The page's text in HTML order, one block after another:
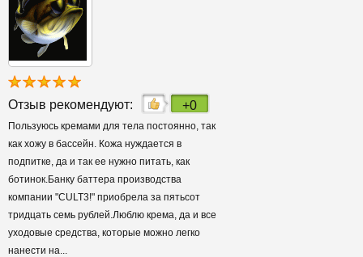
Отзыв рекомендуют: +0
Пользуюсь кремами для тела постоянно, так
как хожу в бассейн. Кожа нуждается в
подпитке, да и так ее нужно питать, как
ботинок.Банку баттера производства
компании "CULT3!" приобрела за пятьсот
тридцать семь рублей.Люблю крема, да и все
уходовые средства, которые можно легко
нанести на...